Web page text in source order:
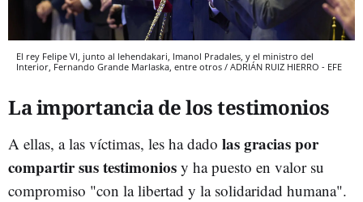
El rey Felipe VI, junto al lehendakari, Imanol Pradales, y el ministro del
Interior, Fernando Grande Marlaska, entre otros / ADRIÁN RUIZ HIERRO - EFE
La importancia de los testimonios
A ellas, a las víctimas, les ha dado las gracias por
compartir sus testimonios y ha puesto en valor su
compromiso "con la libertad y la solidaridad humana".